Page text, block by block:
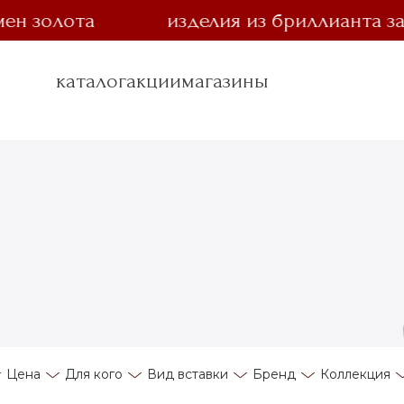
изделия из бриллианта за 1
каталогакциимагазины
Цена Для кого Вид вставки Бренд Коллекция